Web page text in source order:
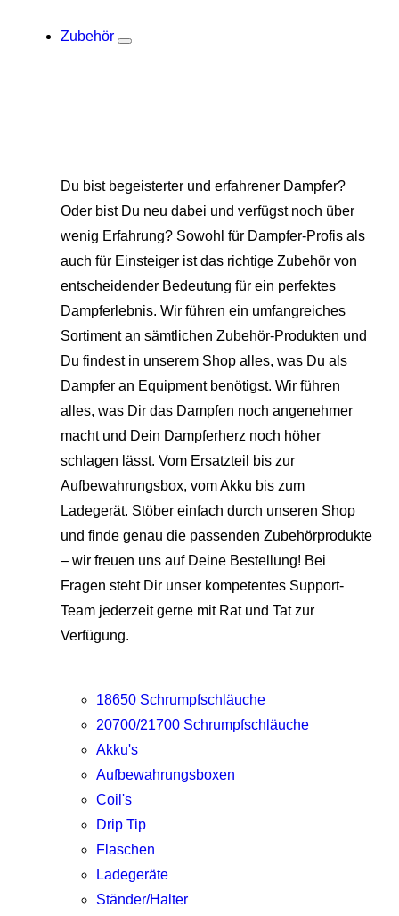
Zubehör
Du bist begeisterter und erfahrener Dampfer?
Oder bist Du neu dabei und verfügst noch über
wenig Erfahrung? Sowohl für Dampfer-Profis als
auch für Einsteiger ist das richtige Zubehör von
entscheidender Bedeutung für ein perfektes
Dampferlebnis. Wir führen ein umfangreiches
Sortiment an sämtlichen Zubehör-Produkten und
Du findest in unserem Shop alles, was Du als
Dampfer an Equipment benötigst. Wir führen
alles, was Dir das Dampfen noch angenehmer
macht und Dein Dampferherz noch höher
schlagen lässt. Vom Ersatzteil bis zur
Aufbewahrungsbox, vom Akku bis zum
Ladegerät. Stöber einfach durch unseren Shop
und finde genau die passenden Zubehörprodukte
– wir freuen uns auf Deine Bestellung! Bei
Fragen steht Dir unser kompetentes Support-
Team jederzeit gerne mit Rat und Tat zur
Verfügung.
18650 Schrumpfschläuche
20700/21700 Schrumpfschläuche
Akku's
Aufbewahrungsboxen
Coil's
Drip Tip
Flaschen
Ladegeräte
Ständer/Halter